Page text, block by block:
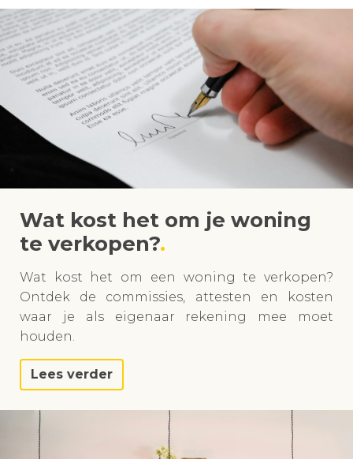
Wat kost het om je woning
te verkopen?
Wat kost het om een woning te verkopen?
Ontdek de commissies, attesten en kosten
waar je als eigenaar rekening mee moet
houden.
Lees verder